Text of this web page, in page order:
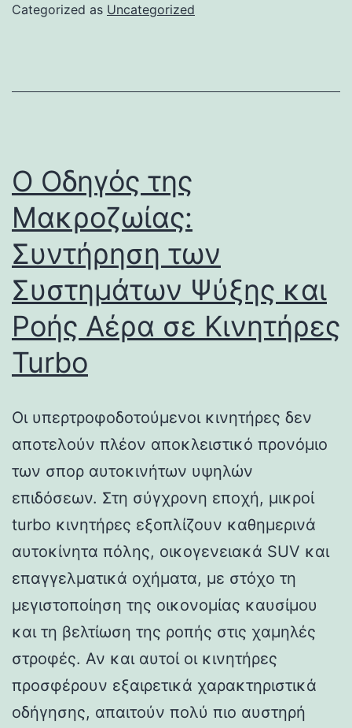
Categorized as Uncategorized
Ο Οδηγός της
Μακροζωίας:
Συντήρηση των
Συστημάτων Ψύξης και
Ροής Αέρα σε Κινητήρες
Turbo
Οι υπερτροφοδοτούμενοι κινητήρες δεν
αποτελούν πλέον αποκλειστικό προνόμιο
των σπορ αυτοκινήτων υψηλών
επιδόσεων. Στη σύγχρονη εποχή, μικροί
turbo κινητήρες εξοπλίζουν καθημερινά
αυτοκίνητα πόλης, οικογενειακά SUV και
επαγγελματικά οχήματα, με στόχο τη
μεγιστοποίηση της οικονομίας καυσίμου
και τη βελτίωση της ροπής στις χαμηλές
στροφές. Αν και αυτοί οι κινητήρες
προσφέρουν εξαιρετικά χαρακτηριστικά
οδήγησης, απαιτούν πολύ πιο αυστηρή